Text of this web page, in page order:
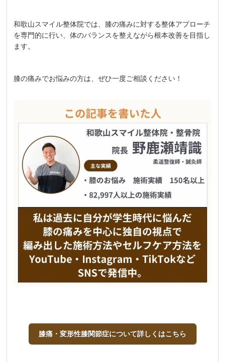
和歌山スマイル整体院では、膝の痛みに対する整体アプローチ
を専門的に行い、体のバランスを整えながら根本改善を目指し
ます。
膝の痛みでお悩みの方は、ぜひ一度ご相談ください！
膝痛・変形性膝関節症について詳しくはこちら